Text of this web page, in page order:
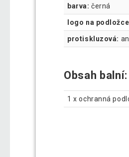
barva: černá
logo na
protiskluzová:
Obsah balní:
1 x ochranná